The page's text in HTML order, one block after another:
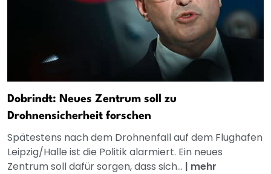
Dobrindt: Neues Zentrum soll zu
Drohnensicherheit forschen
Spätestens nach dem Drohnenfall auf dem Flughafen
Leipzig/Halle ist die Politik alarmiert. Ein neues
Zentrum soll dafür sorgen, dass sich... | mehr